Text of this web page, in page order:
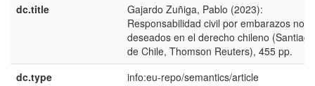
dc.title
Gajardo Zuñiga, Pablo (2023):
Responsabilidad civil por embarazos no
deseados en el derecho chileno (Santiago
de Chile, Thomson Reuters), 455 pp.
dc.type
info:eu-repo/semantics/article